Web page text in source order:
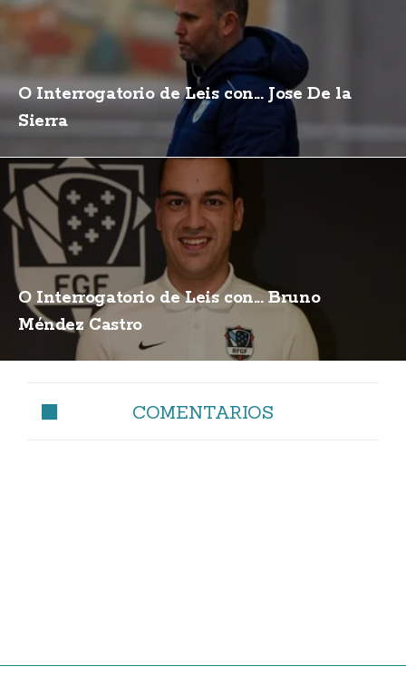
O Interrogatorio de Leis con... Jose De la
Sierra
O Interrogatorio de Leis con... Bruno
Méndez Castro
COMENTARIOS